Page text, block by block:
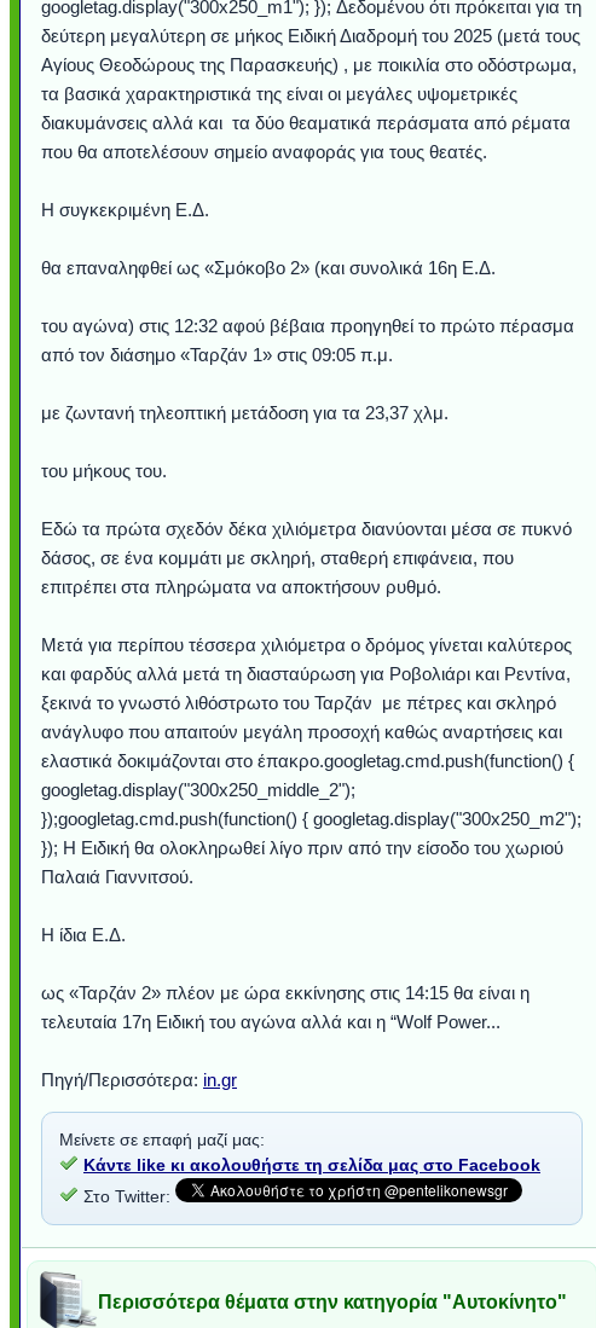
googletag.display("300x250_m1"); }); Δεδομένου ότι πρόκειται για τη
δεύτερη μεγαλύτερη σε μήκος Ειδική Διαδρομή του 2025 (μετά τους
Αγίους Θεοδώρους της Παρασκευής) , με ποικιλία στο οδόστρωμα,
τα βασικά χαρακτηριστικά της είναι οι μεγάλες υψομετρικές
διακυμάνσεις αλλά και τα δύο θεαματικά περάσματα από ρέματα
που θα αποτελέσουν σημείο αναφοράς για τους θεατές.
Η συγκεκριμένη Ε.Δ.
θα επαναληφθεί ως «Σμόκοβο 2» (και συνολικά 16η Ε.Δ.
του αγώνα) στις 12:32 αφού βέβαια προηγηθεί το πρώτο πέρασμα
από τον διάσημο «Ταρζάν 1» στις 09:05 π.μ.
με ζωντανή τηλεοπτική μετάδοση για τα 23,37 χλμ.
του μήκους του.
Εδώ τα πρώτα σχεδόν δέκα χιλιόμετρα διανύονται μέσα σε πυκνό
δάσος, σε ένα κομμάτι με σκληρή, σταθερή επιφάνεια, που
επιτρέπει στα πληρώματα να αποκτήσουν ρυθμό.
Μετά για περίπου τέσσερα χιλιόμετρα ο δρόμος γίνεται καλύτερος
και φαρδύς αλλά μετά τη διασταύρωση για Ροβολιάρι και Ρεντίνα,
ξεκινά το γνωστό λιθόστρωτο του Ταρζάν με πέτρες και σκληρό
ανάγλυφο που απαιτούν μεγάλη προσοχή καθώς αναρτήσεις και
ελαστικά δοκιμάζονται στο έπακρο.googletag.cmd.push(function() {
googletag.display("300x250_middle_2");
});googletag.cmd.push(function() { googletag.display("300x250_m2");
}); Η Ειδική θα ολοκληρωθεί λίγο πριν από την είσοδο του χωριού
Παλαιά Γιαννιτσού.
Η ίδια Ε.Δ.
ως «Ταρζάν 2» πλέον με ώρα εκκίνησης στις 14:15 θα είναι η
τελευταία 17η Ειδική του αγώνα αλλά και η “Wolf Power...
Πηγή/Περισσότερα: in.gr
Μείνετε σε επαφή μαζί μας:
Κάντε like κι ακολουθήστε τη σελίδα μας στο Facebook
Στο Twitter:
Περισσότερα θέματα στην κατηγορία "Αυτοκίνητο"